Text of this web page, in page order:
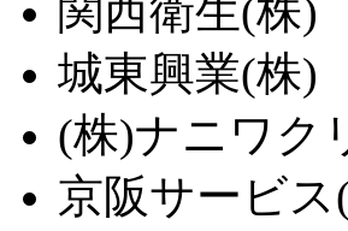
関西衛生(株)
城東興業(株)
(株)ナニワク
京阪サービス